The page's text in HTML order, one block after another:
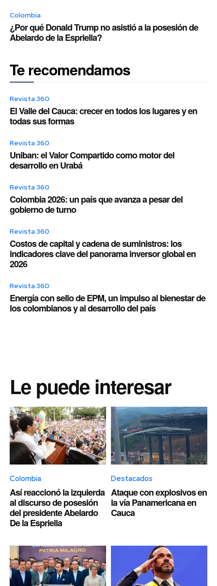
Colombia
¿Por qué Donald Trump no asistió a la posesión de
Abelardo de la Espriella?
Te recomendamos
Revista 360
El Valle del Cauca: crecer en todos los lugares y en
todas sus formas
Revista 360
Uniban: el Valor Compartido como motor del
desarrollo en Urabá
Revista 360
Colombia 2026: un país que avanza a pesar del
gobierno de turno
Revista 360
Costos de capital y cadena de suministros: los
indicadores clave del panorama inversor global en
2026
Revista 360
Energía con sello de EPM, un impulso al bienestar de
los colombianos y al desarrollo del país
Le puede interesar
Colombia
Así reaccionó la izquierda
al discurso de posesión
del presidente Abelardo
De la Espriella
Destacados
Ataque con explosivos en
la vía Panamericana en
Cauca